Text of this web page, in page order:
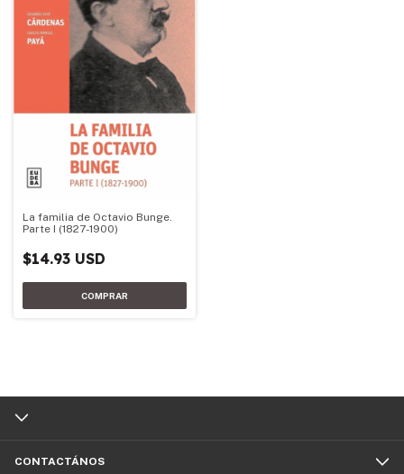
La familia de Octavio Bunge.
Parte I (1827-1900)
$14.93 USD
CONTACTÁNOS